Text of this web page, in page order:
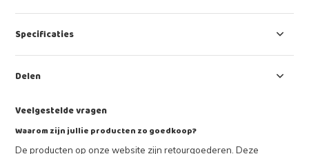
Specificaties
Delen
Veelgestelde vragen
Waarom zijn jullie producten zo goedkoop?
De producten op onze website zijn retourgoederen. Deze